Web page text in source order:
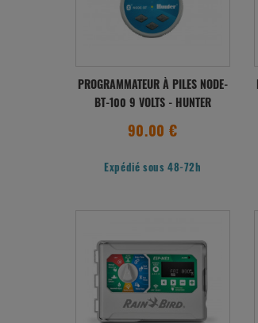
PROGRAMMATEUR À PILES NODE-
BT-100 9 VOLTS - HUNTER
90.00 €
Expédié sous 48-72h